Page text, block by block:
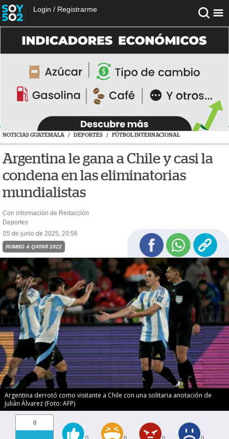
Login / Registrarme
NOTICIAS GUATEMALA / DEPORTES / FÚTBOL INTERNACIONAL
Argentina le gana a Chile y casi la
condena en las eliminatorias
mundialistas
Con información de Redacción
Deportes
05 de junio de 2025, 20:56
RUMBO A QATAR 2022
Argentina derrotó como visitante a Chile con una solitaria anotación de
Julián Álvarez (Foto: AFP)
0